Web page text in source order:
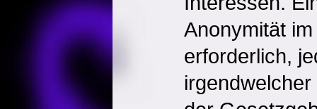
Anonymität
erforderlich,